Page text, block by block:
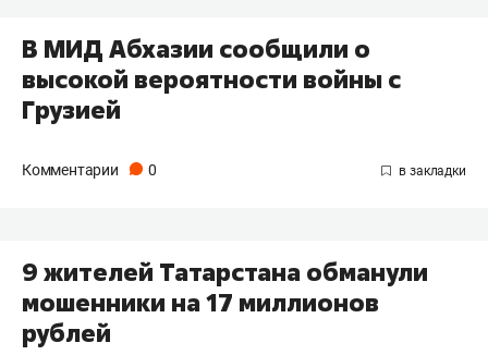
В МИД Абхазии сообщили о
высокой вероятности войны с
Грузией
Комментарии 0
9 жителей Татарстана обманули
мошенники на 17 миллионов
рублей